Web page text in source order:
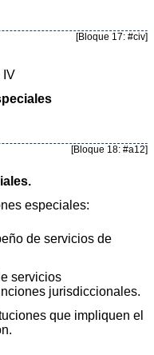
[Bloque 17: #civ]
IV
[Bloque 18: #a12]
especiales:
de servicios de
servicios
jurisdiccionales.
que impliquen el